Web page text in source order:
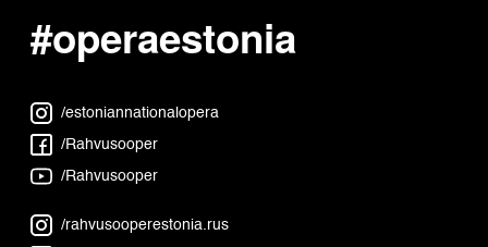
#operaestonia
/estoniannationalopera
/Rahvusooper
/Rahvusooper
/rahvusooperestonia.rus